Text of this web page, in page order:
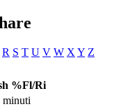
R S T U V W X Y Z
%Fl/Ri
minuti